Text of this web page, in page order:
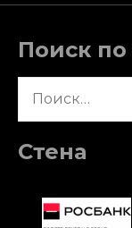
Поиск по
Стена